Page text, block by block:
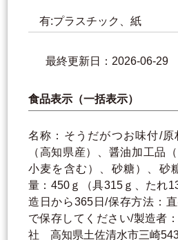
有:プラスチック、紙
最終更新日：2026-06-29
食品表示（一括表示）
名称：そうだがつお味付/
（高知県産）、醤油加工品
小麦を含む）、砂糖）、砂
量：450ｇ（具315ｇ、たれ
造日から365日/保存方法：
で保存してください/製造者
社 高知県土佐清水市三崎